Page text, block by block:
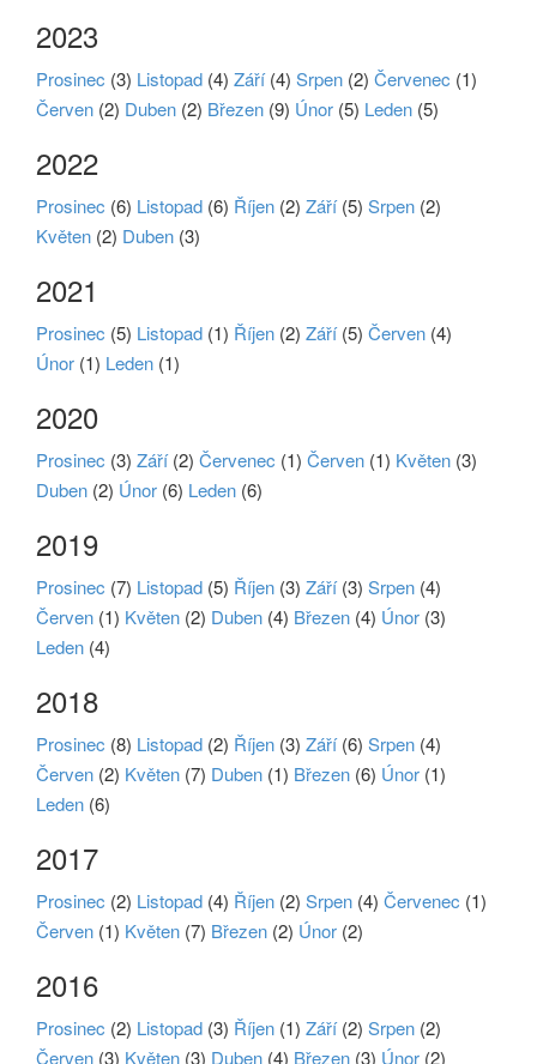
2023
Prosinec (3) Listopad (4) Září(4) Srpen (2) Červenec (1)
Červen (2) Duben (2) Březen (9) Únor (5) Leden (5)
2022
Prosinec (6) Listopad (6) Říjen (2) Září(5) Srpen (2)
Květen (2) Duben (3)
2021
Prosinec (5) Listopad (1) Říjen (2) Září(5) Červen (4)
Únor (1) Leden (1)
2020
Prosinec (3) Září(2) Červenec (1) Červen (1) Květen (3)
Duben (2) Únor (6) Leden (6)
2019
Prosinec (7) Listopad (5) Říjen (3) Září(3) Srpen (4)
Červen (1) Květen (2) Duben (4) Březen (4) Únor (3)
Leden (4)
2018
Prosinec (8) Listopad (2) Říjen (3) Září(6) Srpen (4)
Červen (2) Květen (7) Duben (1) Březen (6) Únor (1)
Leden (6)
2017
Prosinec (2) Listopad (4) Říjen (2) Srpen (4) Červenec (1)
Červen (1) Květen (7) Březen (2) Únor (2)
2016
Prosinec (2) Listopad (3) Říjen (1) Září(2) Srpen (2)
Červen (3) Květen (3) Duben (4) Březen (3) Únor (2)